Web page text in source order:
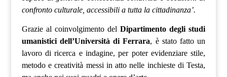
confronto culturale, accessibili a tutta la cittadinanza’.
Grazie al coinvolgimento delDipartimento degli studi
umanistici dell’Università di Ferrara, è stato fatto un
lavoro di ricerca e indagine, per poter evidenziare stile,
metodo e creatività messi in atto nelle inchieste di Testa,